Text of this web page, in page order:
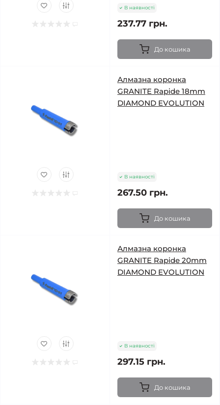
В наявності
237.77 грн.
До кошика
Алмазна коронка
GRANITE Rapide 18mm
DIAMOND EVOLUTION
В наявності
267.50 грн.
До кошика
Алмазна коронка
GRANITE Rapide 20mm
DIAMOND EVOLUTION
В наявності
297.15 грн.
До кошика